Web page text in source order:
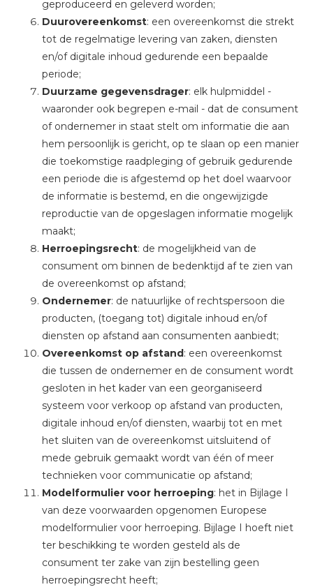
geproduceerd en geleverd worden;
Duurovereenkomst: een overeenkomst die strekt
tot de regelmatige levering van zaken, diensten
en/of digitale inhoud gedurende een bepaalde
periode;
Duurzame gegevensdrager: elk hulpmiddel -
waaronder ook begrepen e-mail - dat de consument
of ondernemer in staat stelt om informatie die aan
hem persoonlijk is gericht, op te slaan op een manier
die toekomstige raadpleging of gebruik gedurende
een periode die is afgestemd op het doel waarvoor
de informatie is bestemd, en die ongewijzigde
reproductie van de opgeslagen informatie mogelijk
maakt;
Herroepingsrecht: de mogelijkheid van de
consument om binnen de bedenktijd af te zien van
de overeenkomst op afstand;
Ondernemer: de natuurlijke of rechtspersoon die
producten, (toegang tot) digitale inhoud en/of
diensten op afstand aan consumenten aanbiedt;
Overeenkomst op afstand: een overeenkomst
die tussen de ondernemer en de consument wordt
gesloten in het kader van een georganiseerd
systeem voor verkoop op afstand van producten,
digitale inhoud en/of diensten, waarbij tot en met
het sluiten van de overeenkomst uitsluitend of
mede gebruik gemaakt wordt van één of meer
technieken voor communicatie op afstand;
Modelformulier voor herroeping: het in Bijlage I
van deze voorwaarden opgenomen Europese
modelformulier voor herroeping. Bijlage I hoeft niet
ter beschikking te worden gesteld als de
consument ter zake van zijn bestelling geen
herroepingsrecht heeft;